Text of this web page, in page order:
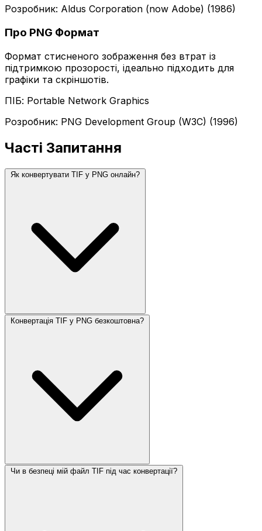
Розробник: Aldus Corporation (now Adobe) (1986)
Про PNG Формат
Формат стисненого зображення без втрат із
підтримкою прозорості, ідеально підходить для
графіки та скріншотів.
ПІБ: Portable Network Graphics
Розробник: PNG Development Group (W3C) (1996)
Часті Запитання
Як конвертувати TIF у PNG онлайн?
Конвертація TIF у PNG безкоштовна?
Чи в безпеці мій файл TIF під час конвертації?